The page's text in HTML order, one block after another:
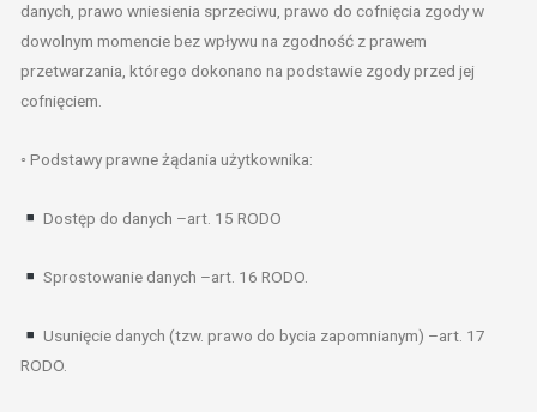
danych, prawo wniesienia sprzeciwu, prawo do cofnięcia zgody w
dowolnym momencie bez wpływu na zgodność z prawem
przetwarzania, którego dokonano na podstawie zgody przed jej
cofnięciem.
◦ Podstawy prawne żądania użytkownika:
Dostęp do danych –art. 15 RODO
Sprostowanie danych –art. 16 RODO.
Usunięcie danych (tzw. prawo do bycia zapomnianym) –art. 17
RODO.